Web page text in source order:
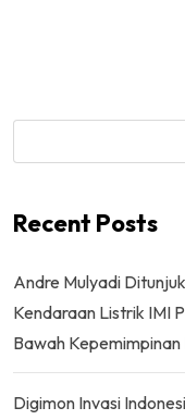
Recent Posts
Andre Mulyadi
Kendaraan Listrik IMI
Bawah
Digimon Invasi